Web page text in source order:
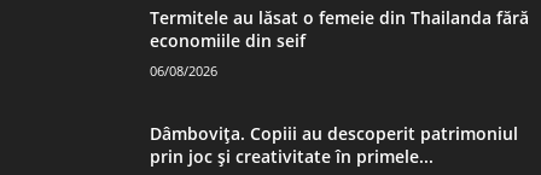
Termitele au lăsat o femeie din Thailanda fără
economiile din seif
06/08/2026
Dâmbovița. Copiii au descoperit patrimoniul
prin joc și creativitate în primele...